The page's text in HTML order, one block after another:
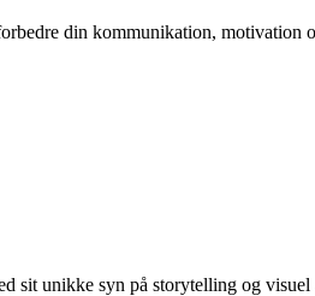
din kommunikation, motivation
sit unikke syn på storytelling og